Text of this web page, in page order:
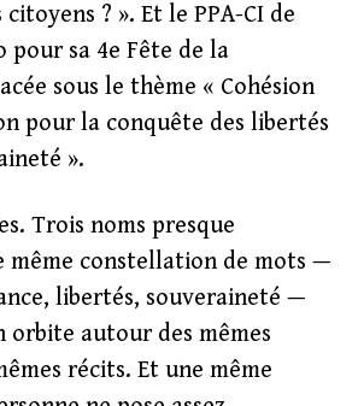
? ». Et le PPA-CI de
pour sa 4e Fête de la
sous le thème « Cohésion
pour la conquête des libertés
».
Trois noms presque
même constellation de mots —
libertés, souveraineté —
autour des mêmes
récits. Et une même